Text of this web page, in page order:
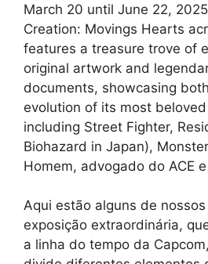
March 20 until June 22,
Creation: Movings Hearts
features a treasure trove of
original artwork and
documents, showcasing
evolution of its most
including Street Fighter,
Biohazard in Japan),
Homem, advogado do ACE
Aqui estão alguns de
exposição extraordinária,
a linha do tempo da